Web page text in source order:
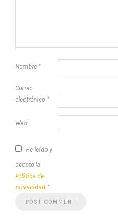
Nombre *
Correo
electrónico *
Web
He leído y
acepto la
Política de
privacidad *